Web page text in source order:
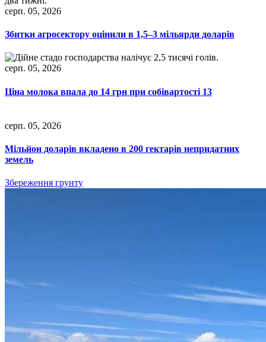
серп. 05, 2026
Збитки агросектору оцінили в 1,5–3 мільярди доларів
серп. 05, 2026
Ціна молока впала до 14 грн при собівартості 13
серп. 05, 2026
Мільйон доларів вкладено в 200 гектарів непридатних
земель
Збереження грунту